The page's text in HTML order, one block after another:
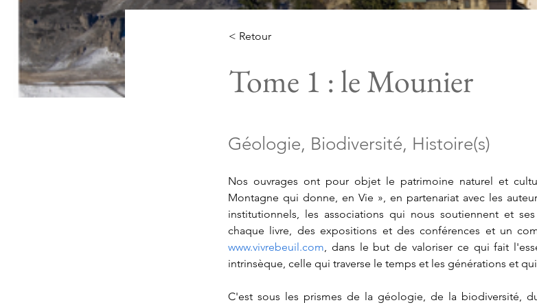
< Retour
Tome 1 : le Mounier
Géologie, Biodiversité, Histoire(s)
Nos ouvrages ont pour objet le patrimoine naturel et
Montagne qui donne, en Vie », en partenariat avec les
institutionnels, les associations qui nous soutiennent et
www.vivrebeuil.com, dans le but de valoriser ce qui fait
intrinsèque, celle qui traverse le temps et les générations et
C'est sous les prismes de la géologie, de la biodiversité,